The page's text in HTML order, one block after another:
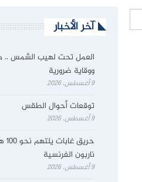
آخر الأخبار
العمل تحت لهيب الشمس ..
ووقاية ضرورية
9 أغسطس، 2026
توقعات أحوال الطقس
9 أغسطس، 2026
ناربون الفرنسية
9 أغسطس، 2026